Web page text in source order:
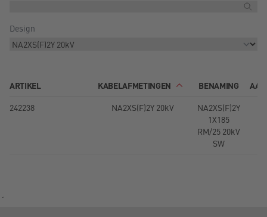
Design
ARTIKEL KABELAFMETINGEN BENAMING
242238
NA2XS(F)2Y 20kV
NA2XS(F)2Y
1X185
RM/25 20kV
SW
´